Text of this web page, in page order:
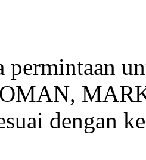
permintaan
dengan